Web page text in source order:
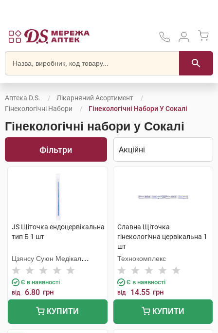
Аптека D.S.
Лікарняний Асортимент
Гінекологічні Набори
Гінекологічні Набори У Сокалі
Гінекологічні набори у Сокалі
Фільтри
JS Щіточка ендоцервікальна
тип Б 1 шт
Цзянсу Суюн Медікал
Метіріалс
Є в наявності
від 6.80 грн
КУПИТИ
Славна Щіточка
гінекологічна цервікальна 1
шт
Технокомплекс
Є в наявності
від 14.55 грн
КУПИТИ